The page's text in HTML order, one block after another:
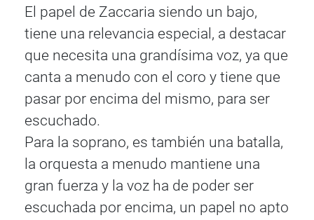
El papel de Zaccaria siendo un bajo,
tiene una relevancia especial, a destacar
que necesita una grandísima voz, ya que
canta a menudo con el coro y tiene que
pasar por encima del mismo, para ser
escuchado.
Para la soprano, es también una batalla,
la orquesta a menudo mantiene una
gran fuerza y la voz ha de poder ser
escuchada por encima, un papel no apto